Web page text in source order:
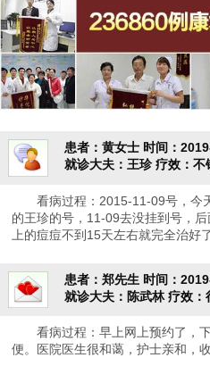
患者：黄女士 时间：
就诊大夫：王珍 疗效：不
看病过程：2015-11-09号，今
的王珍的号，11-09去没挂到号，
上的痘痘不到15天左右就完全治好
患者：郑先生 时间：
就诊大夫：陈武林 疗效：
看病过程：早上网上预约了，
便。医院医生很和蔼，护士亲和，